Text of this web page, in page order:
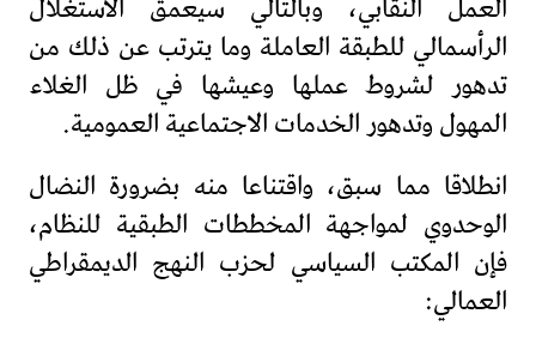
الرأسمالي للطبقة العاملة وما يترتب عن ذلك من
تدهور لشروط عملها وعيشها في ظل الغلاء
المهول وتدهور الخدمات الاجتماعية العمومية.
انطلاقا مما سبق، واقتناعا منه بضرورة النضال
الوحدوي لمواجهة المخططات الطبقية للنظام،
فإن المكتب السياسي لحزب النهج الديمقراطي
العمالي: